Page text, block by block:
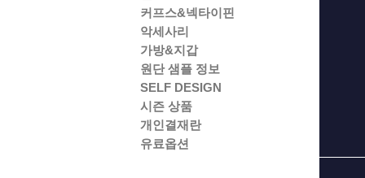
커프스&넥타이핀
악세사리
가방&지갑
원단 샘플 정보
SELF DESIGN
시즌 상품
개인결재란
유료옵션